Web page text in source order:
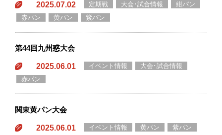
2025.07.02 定期戦 大会･試合情報
紺パン
赤パン
黄パン 紫パン
第44回九州惑大会
2025.06.01 イベント情報
大会･試合情報
赤パン
関東黄パン大会
2025.06.01 イベント情報 黄パン
紫パン